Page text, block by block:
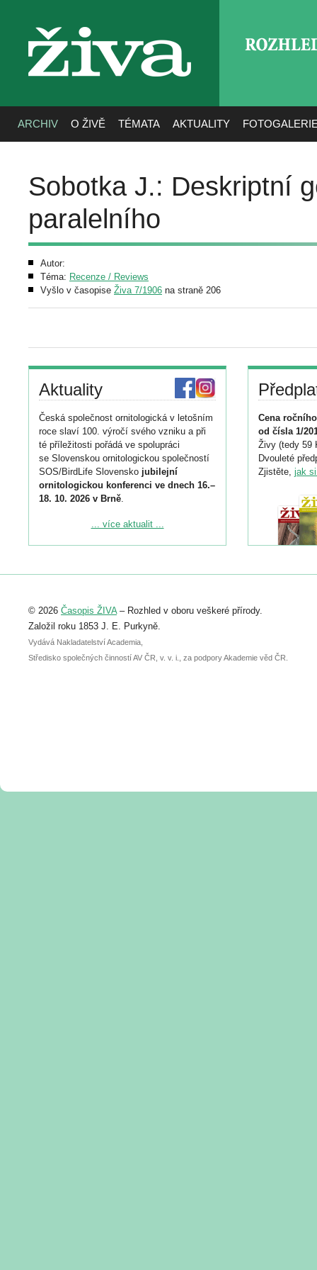
živa
ARCHIV O ŽIVĚ TÉMATA AKTUALITY
Sobotka J.: Deskriptní
paralelního
Autor:
Téma: Recenze / Reviews
Vyšlo v časopise Živa 7/1906 na straně 206
Aktuality
Česká společnost ornitologická v letošním
roce slaví 100. výročí svého vzniku a při
té příležitosti pořádá ve spolupráci
se Slovenskou ornitologickou společností
SOS/BirdLife Slovensko jubilejní
ornitologickou konferenci ve dnech 16.–
18. 10. 2026 v Brně.
Podrobnější informace ke konferenci
Registrovat se můžete do 6. září.
abstraktu přihlášené přednášky nebo
posteru je už 30. června.
... více aktualit ...
Cena
od čísla 1/
Živy (tedy 59
Dvouleté
Zjistěte, jak
© 2026 Časopis ŽIVA– Rozhled v oboru veškeré přírody.
Založil roku 1853 J. E. Purkyně.
Vydává Nakladatelství Academia,
Středisko společných činností AV ČR, v. v. i., za podpory Akademie věd ČR.